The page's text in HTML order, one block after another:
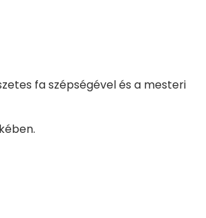
fa szépségével és a mesteri